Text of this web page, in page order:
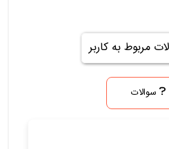
مربوط به کاربر
سوالات